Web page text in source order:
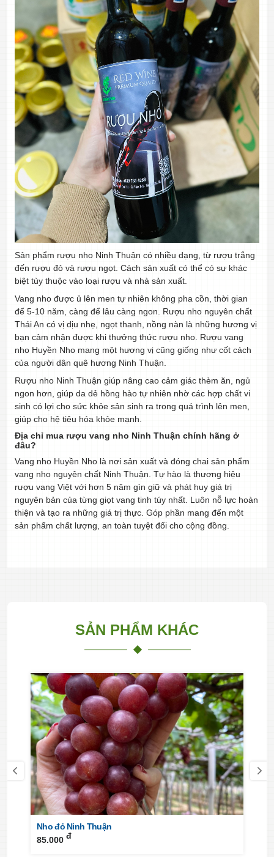
Sản phẩm rượu nho Ninh Thuận có nhiều dạng, từ rượu trắng
đến rượu đỏ và rượu ngọt. Cách sản xuất có thể có sự khác
biệt tùy thuộc vào loại rượu và nhà sản xuất.
Vang nho được ủ lên men tự nhiên không pha cồn, thời gian
để 5-10 năm, càng để lâu càng ngon. Rượu nho nguyên chất
Thái An có vị dịu nhẹ, ngọt thanh, nồng nàn là những hương vị
bạn cảm nhận được khi thưởng thức rượu nho. Rượu vang
nho Huyền Nho mang một hương vị cũng giống như cốt cách
của người dân quê hương Ninh Thuận.
Rượu nho Ninh Thuận giúp nâng cao cảm giác thèm ăn, ngủ
ngon hơn, giúp da dẻ hồng hào tự nhiên nhờ các hợp chất vi
sinh có lợi cho sức khỏe sản sinh ra trong quá trình lên men,
giúp cho hệ tiêu hóa khỏe mạnh.
Địa chỉ mua rượu vang nho Ninh Thuận chính hãng ở
đâu?
Vang nho Huyền Nho là nơi sản xuất và đóng chai sản phẩm
vang nho nguyên chất Ninh Thuận. Tự hào là thương hiệu
rượu vang Việt với hơn 5 năm gìn giữ và phát huy giá trị
nguyên bản của từng giọt vang tinh túy nhất. Luôn nỗ lực hoàn
thiện và tạo ra những giá trị thực. Góp phần mang đến một
sản phẩm chất lượng, an toàn tuyệt đối cho cộng đồng.
SẢN PHẨM KHÁC
Nho đỏ Ninh Thuận
85.000 đ